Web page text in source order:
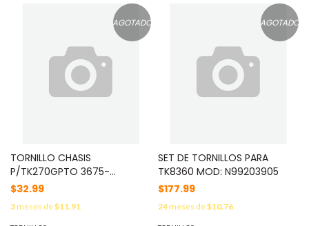
AGOTADO
TORNILLO CHASIS
P/TK270GPTO 3675-
4020936 28/12/2004 MOD:
N39203046
$32.99
3meses de$11.91
AGOTADO
SET DE TORNILLOS PARA
TK8360 MOD: N99203905
$177.99
24meses de$10.76